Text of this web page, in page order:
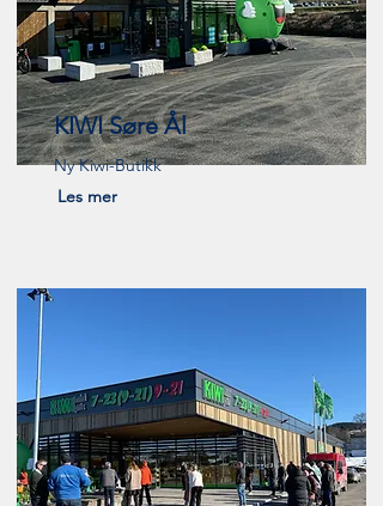
KIWI Søre Ål
Ny Kiwi-Butikk
Les mer